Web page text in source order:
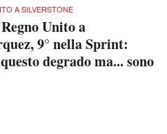
A SILVERSTONE
Unito a
9° nella Sprint:
degrado ma... sono